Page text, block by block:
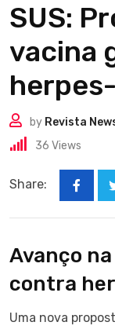
SUS:
vacina
by Revista
36 Views
Share:
Avanço
contra
Uma nova